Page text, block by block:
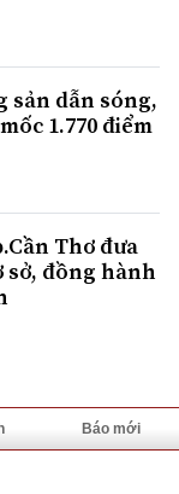
sản dẫn sóng,
1.770 điểm
Thơ đưa
sở, đồng hành
Báo mới